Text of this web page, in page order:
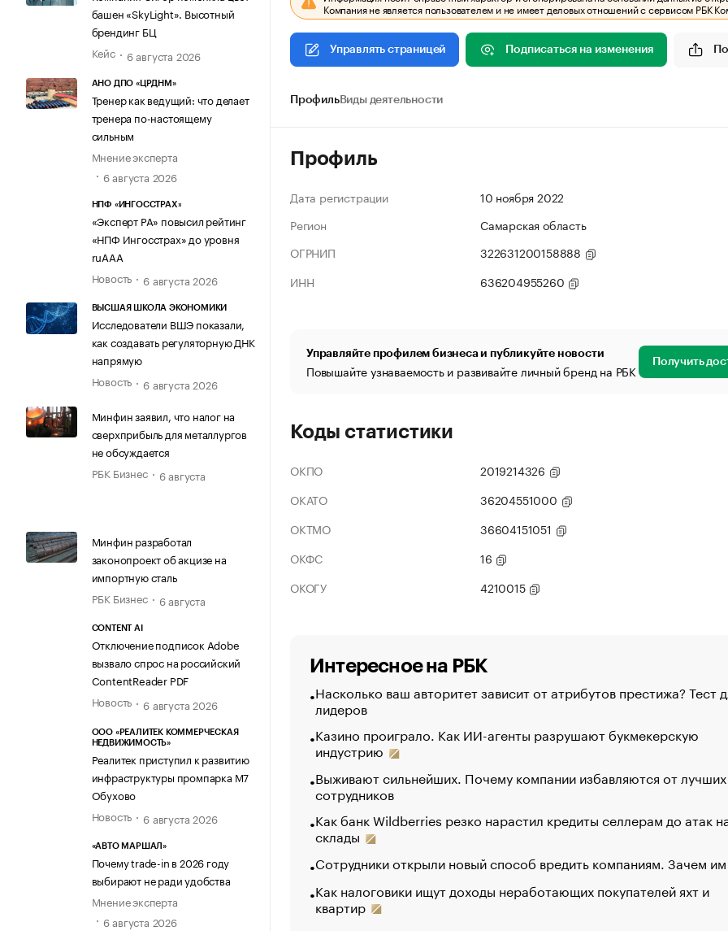
башен «SkyLight». Высотный
брендинг БЦ
Кейс
6 августа 2026
АНО ДПО «ЦРДНМ»
Тренер как ведущий: что делает
тренера по-настоящему
сильным
Мнение эксперта
6 августа 2026
НПФ «ИНГОССТРАХ»
«Эксперт РА» повысил рейтинг
«НПФ Ингосстрах» до уровня
ruAAA
Новость
6 августа 2026
ВЫСШАЯ ШКОЛА ЭКОНОМИКИ
Исследователи ВШЭ показали,
как создавать регуляторную ДНК
напрямую
Новость
6 августа 2026
Минфин заявил, что налог на
сверхприбыль для металлургов
не обсуждается
РБК Бизнес
6 августа
Минфин разработал
законопроект об акцизе на
импортную сталь
РБК Бизнес
6 августа
CONTENT AI
Отключение подписок Adobe
вызвало спрос на российский
ContentReader PDF
Новость
6 августа 2026
ООО «РЕАЛИТЕК КОММЕРЧЕСКАЯ
НЕДВИЖИМОСТЬ»
Реалитек приступил к развитию
инфраструктуры промпарка М7
Обухово
Новость
6 августа 2026
«АВТО МАРШАЛ»
Почему trade-in в 2026 году
выбирают не ради удобства
Мнение эксперта
6 августа 2026
Компания не является пользователем и не имеет деловых отношений с сервисом РБК
Управлять страницей Подписаться на изменения
ПрофильВиды деятельности
Профиль
Дата регистрации
10 ноября 2022
Регион
Самарская область
ОГРНИП
322631200158888
ИНН
636204955260
Управляйте профилем бизнеса и публикуйте новости
Повышайте узнаваемость и развивайте личный бренд на РБК Получить
Коды статистики
ОКПО
2019214326
ОКАТО
36204551000
ОКТМО
36604151051
ОКФС
16
ОКОГУ
4210015
Интересное на РБК
Насколько ваш авторитет зависит от атрибутов престижа? Тест
лидеров
Казино проиграло. Как ИИ-агенты разрушают букмекерскую
индустрию
Выживают сильнейших. Почему компании избавляются от лучших
сотрудников
Как банк Wildberries резко нарастил кредиты селлерам до атак
склады
Сотрудники открыли новый способ вредить компаниям. Зачем
Как налоговики ищут доходы неработающих покупателей яхт и
квартир